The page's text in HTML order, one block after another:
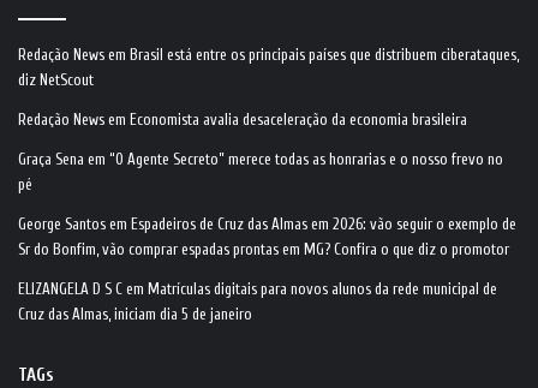
Redação News em Brasil está entre os principais países que distribuem ciberataques,
diz NetScout
Redação News em Economista avalia desaceleração da economia brasileira
Graça Sena em “O Agente Secreto” merece todas as honrarias e o nosso frevo no
pé
George Santos em Espadeiros de Cruz das Almas em 2026: vão seguir o exemplo de
Sr do Bonfim, vão comprar espadas prontas em MG? Confira o que diz o promotor
ELIZANGELA D S C em Matrículas digitais para novos alunos da rede municipal de
Cruz das Almas, iniciam dia 5 de janeiro
TAGs